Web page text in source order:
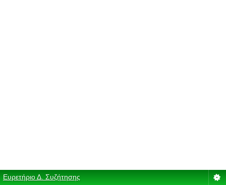
Ευρετήριο Δ. Συζήτησης